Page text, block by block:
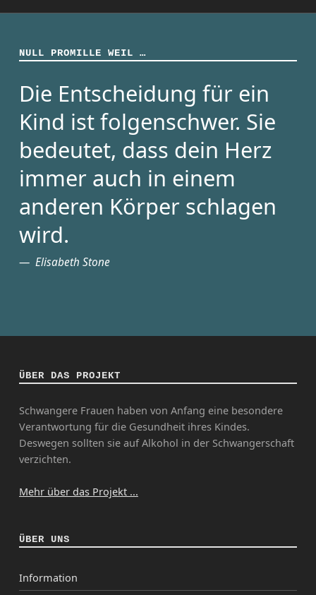
NULL PROMILLE WEIL …
Die Entscheidung für ein
Kind ist folgenschwer. Sie
bedeutet, dass dein Herz
immer auch in einem
anderen Körper schlagen
wird.
Elisabeth Stone
ÜBER DAS PROJEKT
Schwangere Frauen haben von Anfang eine besondere
Verantwortung für die Gesundheit ihres Kindes.
Deswegen sollten sie auf Alkohol in der Schwangerschaft
verzichten.
Mehr über das Projekt ...
ÜBER UNS
Information